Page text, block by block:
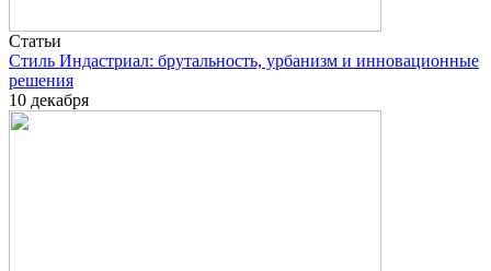
Cтатьи
Стиль Индастриал: брутальность, урбанизм и инновационные
решения
10 декабря